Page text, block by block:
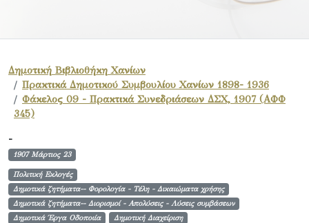
Δημοτική Βιβλιοθήκη Χανίων
Πρακτικά Δημοτικού Συμβουλίου Χανίων 1898- 1936
Φάκελος 09 - Πρακτικά Συνεδριάσεων ΔΣΧ, 1907 (ΑΦΦ
345)
-
1907 Μάρτιος 23
Πολιτική Εκλογές
Δημοτικά ζητήματα-- Φορολογία - Τέλη - Δικαιώματα χρήσης
Δημοτικά ζητήματα-- Διορισμοί - Απολύσεις - Λύσεις συμβάσεων
Δημοτικά Έργα Οδοποιία
Δημοτική Διαχείριση